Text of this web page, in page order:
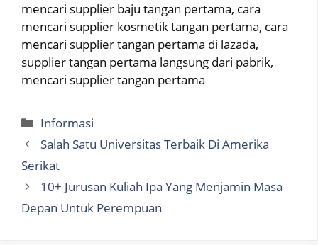
mencari supplier baju tangan pertama, cara
mencari supplier kosmetik tangan pertama, cara
mencari supplier tangan pertama di lazada,
supplier tangan pertama langsung dari pabrik,
mencari supplier tangan pertama
Categories
Informasi
Salah Satu Universitas Terbaik Di Amerika
Serikat
10+ Jurusan Kuliah Ipa Yang Menjamin Masa
Depan Untuk Perempuan